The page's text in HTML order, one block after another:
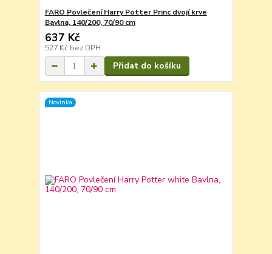
FARO Povlečení Harry Potter Princ dvojí krve
Bavlna, 140/200, 70/90 cm
637 Kč
527 Kč bez DPH
Přidat do košíku
Novinka